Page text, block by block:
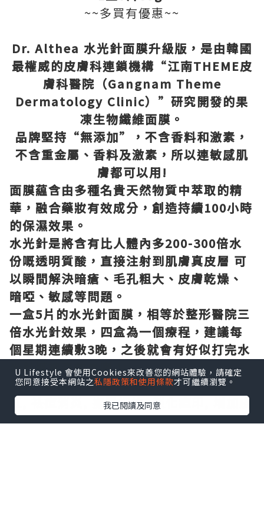
~~多買有優惠~~
Dr. Althea 水光針面膜升級版，是由韓國
最權威的皮膚科連鎖機構 “江南THEME皮
膚科醫院（Gangnam Theme
Dermatology Clinic） ” 研究開發的果
凍生物纖維面膜。
品牌堅持 “無添加”
，不含香料和激素，
不含重金屬、香料及激素，所以連敏感肌
膚都可以用!
面膜藴含由多種名貴天然物質中萃取的精
華，融合藥妝有效成分，創造持續100小時
的保濕效果。
水光針是將含有比人體內多200-300倍水
份嘅透明質酸，直接注射到肌膚真皮層 可
以瞬間解決暗瘡、毛孔粗大、皮膚乾燥、
暗啞、敏感等問題。
一盒5片的水光針面膜，相等於整形醫院三
倍水光針效果，四盒為一個療程，建議每
個星期連續敷3晚，之後就會有好似打完水
光針既神奇效果喇！
功效:深層補濕,緊致毛孔,美白,抗敏降
紅
撫平細紋,淡化痘印
增加皮
膚彈性
U Lifestyle 會使用Cookies來改善您的網站體驗，請確定
您同意接受本網站之私隱政策和使用條款才可繼續瀏覽。
我已閱讀及同意